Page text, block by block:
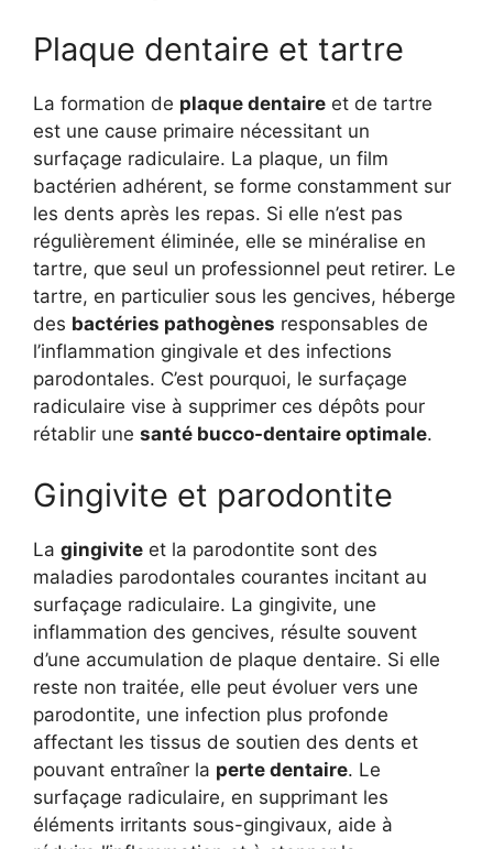
Plaque dentaire et tartre
La formation de plaque dentaire et de tartre
est une cause primaire nécessitant un
surfaçage radiculaire. La plaque, un film
bactérien adhérent, se forme constamment sur
les dents après les repas. Si elle n’est pas
régulièrement éliminée, elle se minéralise en
tartre, que seul un professionnel peut retirer. Le
tartre, en particulier sous les gencives, héberge
des bactéries pathogènes responsables de
l’inflammation gingivale et des infections
parodontales. C’est pourquoi, le surfaçage
radiculaire vise à supprimer ces dépôts pour
rétablir une santé bucco-dentaire optimale.
Gingivite et parodontite
La gingivite et la parodontite sont des
maladies parodontales courantes incitant au
surfaçage radiculaire. La gingivite, une
inflammation des gencives, résulte souvent
d’une accumulation de plaque dentaire. Si elle
reste non traitée, elle peut évoluer vers une
parodontite, une infection plus profonde
affectant les tissus de soutien des dents et
pouvant entraîner la perte dentaire. Le
surfaçage radiculaire, en supprimant les
éléments irritants sous-gingivaux, aide à